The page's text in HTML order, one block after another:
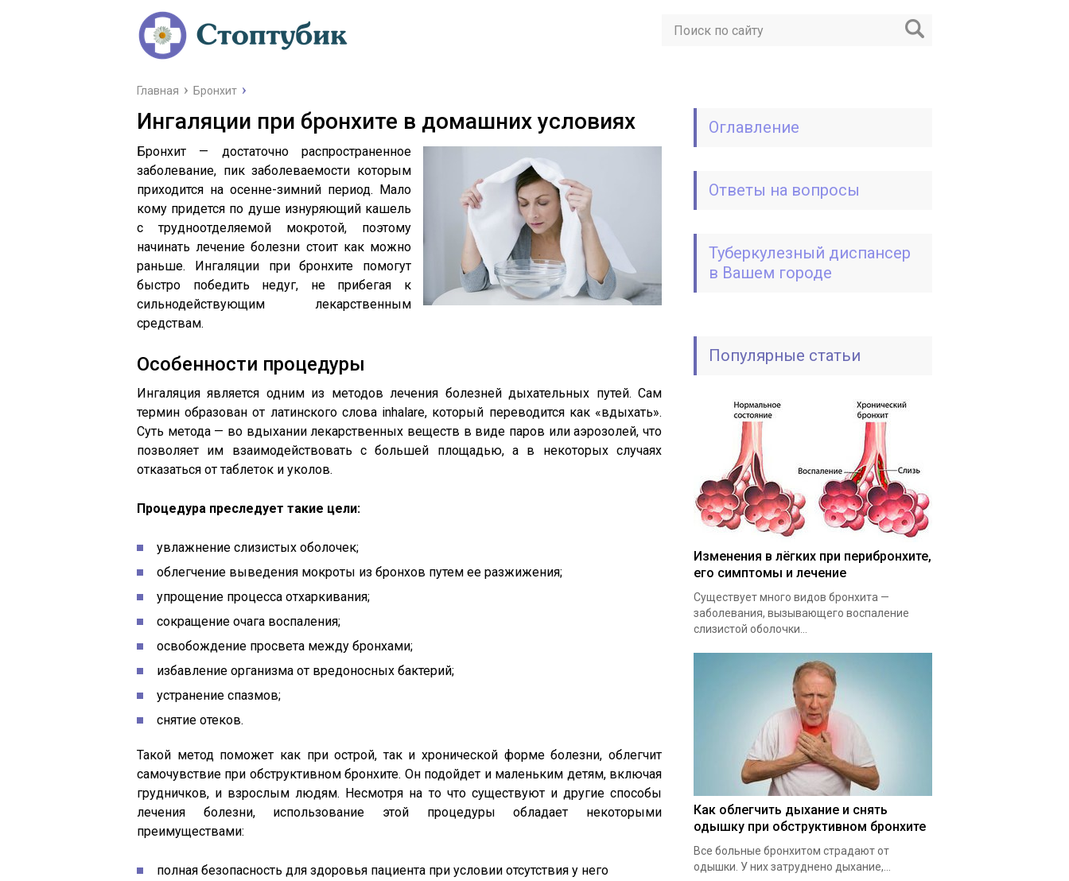
Главная Бронхит
Ингаляции при бронхите в домашних условиях
Бронхит — достаточно распространенное
заболевание, пик заболеваемости которым
приходится на осенне-зимний период. Мало
кому придется по душе изнуряющий кашель
с трудноотделяемой мокротой, поэтому
начинать лечение болезни стоит как можно
раньше. Ингаляции при бронхите помогут
быстро победить недуг, не прибегая к
сильнодействующим лекарственным
средствам.
Особенности процедуры
Ингаляция является одним из методов лечения болезней дыхательных путей. Сам
термин образован от латинского слова inhalare, который переводится как «вдыхать».
Суть метода — во вдыхании лекарственных веществ в виде паров или аэрозолей, что
позволяет им взаимодействовать с большей площадью, а в некоторых случаях
отказаться от таблеток и уколов.
Процедура преследует такие цели:
увлажнение слизистых оболочек;
облегчение выведения мокроты из бронхов путем ее разжижения;
упрощение процесса отхаркивания;
сокращение очага воспаления;
освобождение просвета между бронхами;
избавление организма от вредоносных бактерий;
устранение спазмов;
снятие отеков.
Такой метод поможет как при острой, так и хронической форме болезни, облегчит
самочувствие при обструктивном бронхите. Он подойдет и маленьким детям, включая
грудничков, и взрослым людям. Несмотря на то что существуют и другие способы
лечения болезни, использование этой процедуры обладает некоторыми
преимуществами:
полная безопасность для здоровья пациента при условии отсутствия у него
Оглавление
Ответы на вопросы
Туберкулезный диспансер
в Вашем городе
Популярные статьи
Изменения в лёгких при перибронхите,
его симптомы и лечение
Существует много видов бронхита —
заболевания, вызывающего воспаление
слизистой оболочки...
Как облегчить дыхание и снять
одышку при обструктивном бронхите
Все больные бронхитом страдают от
одышки. У них затруднено дыхание,...